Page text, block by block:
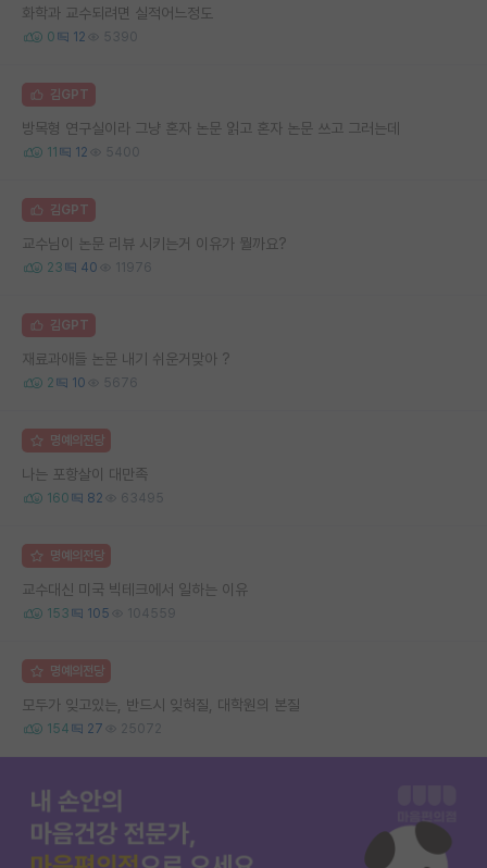
화학과 교수되려면 실적어느정도
0 12 5390
김GPT
방목형 연구실이라 그냥 혼자 논문 읽고 혼자 논문 쓰고 그러는데
11 12 5400
김GPT
교수님이 논문 리뷰 시키는거 이유가 뭘까요?
23 40 11976
김GPT
재료과애들 논문 내기 쉬운거맞아 ?
2 10 5676
명예의전당
나는 포항살이 대만족
160 82 63495
명예의전당
교수대신 미국 빅테크에서 일하는 이유
153 105 104559
명예의전당
모두가 잊고있는, 반드시 잊혀질, 대학원의 본질
154 27 25072